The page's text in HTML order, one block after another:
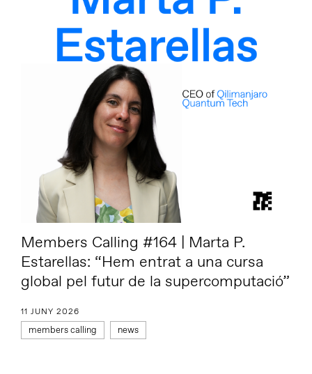
Members Calling #164 | Marta P.
Estarellas: “Hem entrat a una cursa
global pel futur de la supercomputació”
11 JUNY 2026
members calling news